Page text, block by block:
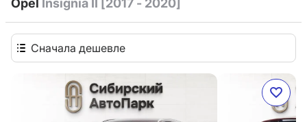
Opel Insignia II [2017 - 2020]
Сначала дешевле